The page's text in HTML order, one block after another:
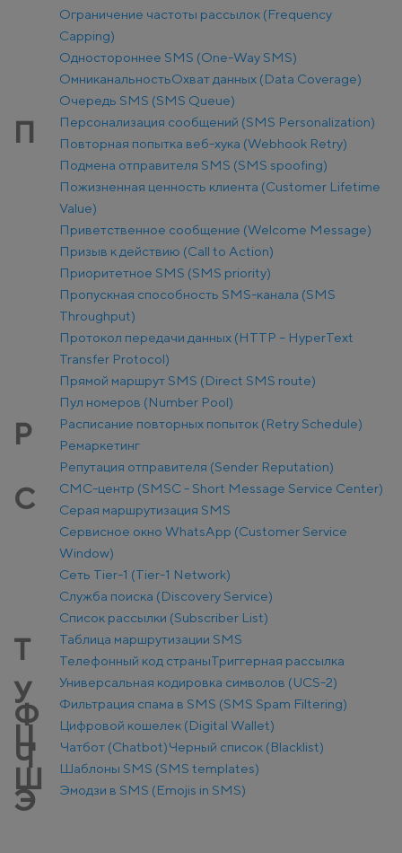
Ограничение частоты рассылок (Frequency
Capping)
Одностороннее SMS (One-Way SMS)
ОмниканальностьОхват данных (Data Coverage)
Очередь SMS (SMS Queue)
П
Персонализация сообщений (SMS Personalization)
Повторная попытка веб-хука (Webhook Retry)
Подмена отправителя SMS (SMS spoofing)
Пожизненная ценность клиента (Customer Lifetime
Value)
Приветственное сообщение (Welcome Message)
Призыв к действию (Call to Action)
Приоритетное SMS (SMS priority)
Пропускная способность SMS-канала (SMS
Throughput)
Протокол передачи данных (HTTP – HyperText
Transfer Protocol)
Прямой маршрут SMS (Direct SMS route)
Пул номеров (Number Pool)
Р
Расписание повторных попыток (Retry Schedule)
Ремаркетинг
Репутация отправителя (Sender Reputation)
С
СМС-центр (SMSC - Short Message Service Center)
Серая маршрутизация SMS
Сервисное окно WhatsApp (Customer Service
Window)
Сеть Tier-1 (Tier-1 Network)
Служба поиска (Discovery Service)
Список рассылки (Subscriber List)
Т
Таблица маршрутизации SMS
Телефонный код страныТриггерная рассылка
У Универсальная кодировка символов (UCS-2)
Ф Фильтрация спама в SMS (SMS Spam Filtering)
Ц Цифровой кошелек (Digital Wallet)
Ч Чатбот (Chatbot)Черный список (Blacklist)
Ш Шаблоны SMS (SMS templates)
Э Эмодзи в SMS (Emojis in SMS)